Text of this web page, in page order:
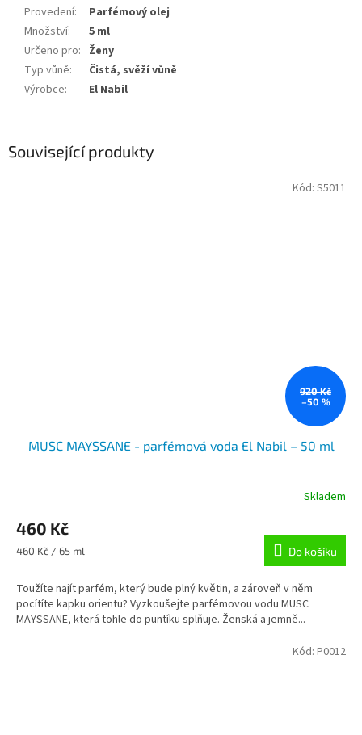
Související produkty
920 Kč
–50 %
MUSC MAYSSANE - parfémová voda El Nabil – 50 ml
Skladem
460 Kč
Měrná
460 Kč / 65 ml Do košíku
Toužíte najít parfém, který bude plný květin, a zároveň v něm
pocítíte kapku orientu? Vyzkoušejte parfémovou vodu MUSC
MAYSSANE, která tohle do puntíku splňuje. Ženská a jemně...
Kód: S5011
Kód: P0012
Provedení:
Parfémový olej
Množství:
5 ml
Určeno pro: Ženy
Typ vůně:
Čistá, svěží vůně
Výrobce: El Nabil